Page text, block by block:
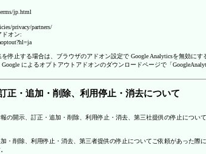
jp.html
privacy/partners/
ドオン:
を停止する場合は、ブラウザのアドオン設定で Google Analyticsを無効に
Google によるオプトアウトアドオンのダウンロードページで「
正・追加・削除、利用停止・消去について
の開示、訂正・追加・削除、利用停止・消去、第三社提供の停止につい
・削除、利用停止・消去、第三者提供の停止についてご依頼があった